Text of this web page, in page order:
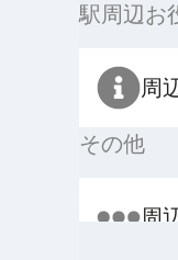
駅周辺お
周
その他
周